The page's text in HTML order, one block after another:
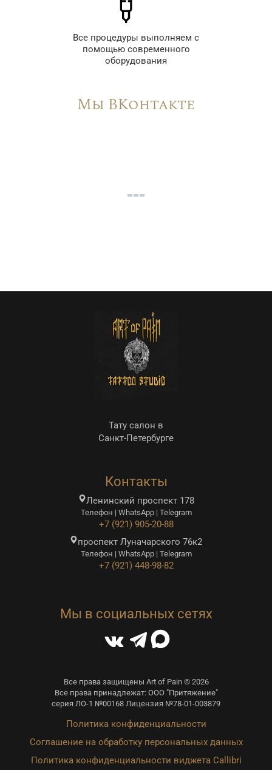
Все процедуры выполняем с
помощью современного
оборудования
Мы ВКонтакте
Тату салон в
Санкт-Петербурге
Контакты
Ленинский проспект 178
Телефон | WhatsApp | Telegram
+7 (921) 905-20-88
проспект Луначарского 76к2
Телефон | WhatsApp | Telegram
+7 (921) 448-98-82
Мы в социальных сетях
Все права защищены Art of Pain © 2026
Все права принадлежат: ООО "Притяжение"
серия ЛО-1 №00168 Лицензия №78-01-003879
Политика конфиденциальности
Соглашение на обработку персональных данных
Политика конфиденциальности виджета Callibri